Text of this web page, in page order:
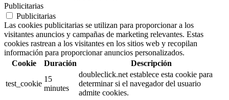
Publicitarias
Publicitarias
Las cookies publicitarias se utilizan para proporcionar a los
visitantes anuncios y campañas de marketing relevantes. Estas
cookies rastrean a los visitantes en los sitios web y recopilan
información para proporcionar anuncios personalizados.
Cookie
Duración Descripción
test_cookie
15
minutes
doubleclick.net establece esta cookie para
determinar si el navegador del usuario
admite cookies.